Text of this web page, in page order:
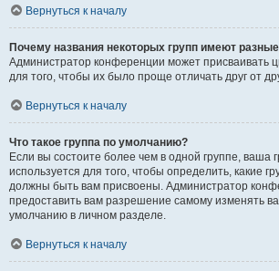
Вернуться к началу
Почему названия некоторых групп имеют
Администратор конференции может присваивать
для того, чтобы их было проще отличать друг от
Вернуться к началу
Что такое группа по умолчанию?
Если вы состоите более чем в одной группе, ваша
используется для того, чтобы определить, какие
должны быть вам присвоены. Администратор
предоставить вам разрешение самому изменять
умолчанию в личном разделе.
Вернуться к началу